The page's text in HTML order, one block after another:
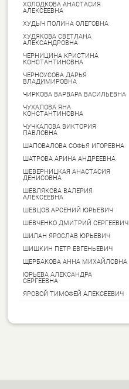
ХОЛОДКОВА АНАСТАСИЯ
АЛЕКСЕЕВНА
ХУДЫЧ ПОЛИНА ОЛЕГОВНА
ХУДЯКОВА СВЕТЛАНА
АЛЕКСАНДРОВНА
ЧЕРНИЦИНА КРИСТИНА
КОНСТАНТИНОВНА
ЧЕРНОУСОВА ДАРЬЯ
ВЛАДИМИРОВНА
ЧИРКОВА ВАРВАРА ВАСИЛЬЕВНА
ЧУХАЛОВА ЯНА
КОНСТАНТИНОВНА
ЧУЧКАЛОВА ВИКТОРИЯ
ПАВЛОВНА
ШАПОВАЛОВА СОФЬЯ ИГОРЕВНА
ШАТРОВА АРИНА АНДРЕЕВНА
ШЕВЕРНИЦКАЯ АНАСТАСИЯ
ДЕНИСОВНА
ШЕВЛЯКОВА ВАЛЕРИЯ
АЛЕКСЕЕВНА
ШЕВЦОВ АРСЕНИЙ ЮРЬЕВИЧ
ШЕВЧЕНКО ДМИТРИЙ СЕРГЕЕВИЧ
ШИЛАН ЯРОСЛАВ ЮРЬЕВИЧ
ШИШКИН ПЕТР ЕВГЕНЬЕВИЧ
ЩЕРБАКОВА АННА МИХАЙЛОВНА
ЮРЬЕВА АЛЕКСАНДРА
СЕРГЕЕВНА
ЯРОВОЙ ТИМОФЕЙ АЛЕКСЕЕВИЧ